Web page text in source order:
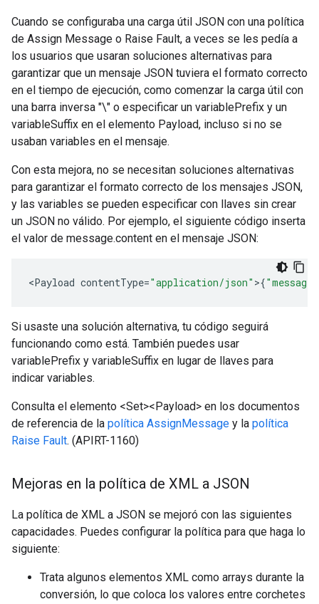
Cuando se configuraba una carga útil JSON con una política
de Assign Message o Raise Fault, a veces se les pedía a
los usuarios que usaran soluciones alternativas para
garantizar que un mensaje JSON tuviera el formato correcto
en el tiempo de ejecución, como comenzar la carga útil con
una barra inversa "\" o especificar un variablePrefix y un
variableSuffix en el elemento Payload, incluso si no se
usaban variables en el mensaje.
Con esta mejora, no se necesitan soluciones alternativas
para garantizar el formato correcto de los mensajes JSON,
y las variables se pueden especificar con llaves sin crear
un JSON no válido. Por ejemplo, el siguiente código inserta
el valor de message.content en el mensaje JSON:
<Payload contentType="application/json" >{"message"
Si usaste una solución alternativa, tu código seguirá
funcionando como está. También puedes usar
variablePrefix y variableSuffix en lugar de llaves para
indicar variables.
Consulta el elemento <Set><Payload> en los documentos
de referencia de la política AssignMessage y la política
Raise Fault. (APIRT-1160)
Mejoras en la política de XML a JSON
La política de XML a JSON se mejoró con las siguientes
capacidades. Puedes configurar la política para que haga lo
siguiente:
Trata algunos elementos XML como arrays durante la
conversión, lo que coloca los valores entre corchetes